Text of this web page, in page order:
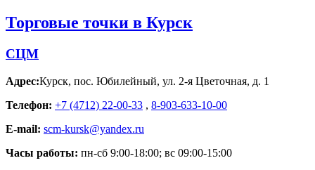
Торговые точки в Курск
СЦМ
Адрес:Курск, пос. Юбилейный, ул. 2-я Цветочная, д. 1
Телефон: +7 (4712) 22-00-33 , 8-903-633-10-00
E-mail: scm-kursk@yandex.ru
Часы работы: пн-сб 9:00-18:00; вс 09:00-15:00